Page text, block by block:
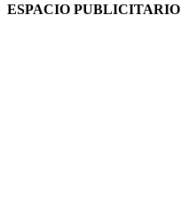
ESPACIO PUBLICITARIO